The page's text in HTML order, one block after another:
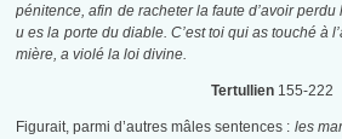
pénitence, afin de racheter la faute d’avoir
u es la porte du diable. C’est toi qui as touché à
mière, a violé la loi divine.
Tertullien 155-222
Figurait, parmi d’autres mâles sentences : les